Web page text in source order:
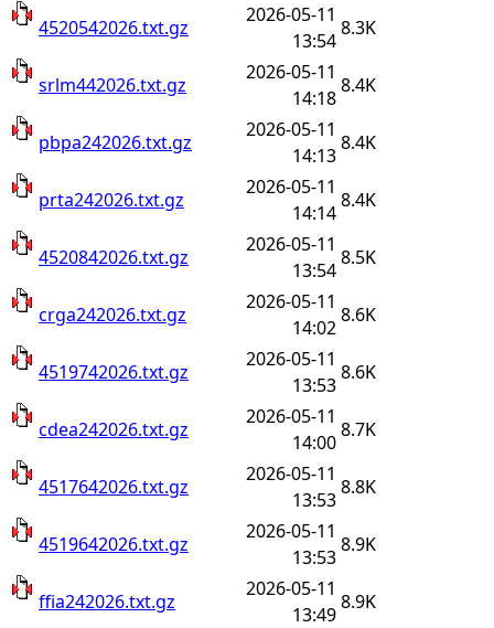
4520542026.txt.gz
2026-05-11
13:54
8.3K
srlm442026.txt.gz
2026-05-11
14:18
8.4K
pbpa242026.txt.gz
2026-05-11
14:13
8.4K
prta242026.txt.gz
2026-05-11
14:14
8.4K
4520842026.txt.gz
2026-05-11
13:54
8.5K
crga242026.txt.gz
2026-05-11
14:02
8.6K
4519742026.txt.gz
2026-05-11
13:53
8.6K
cdea242026.txt.gz
2026-05-11
14:00
8.7K
4517642026.txt.gz
2026-05-11
13:53
8.8K
4519642026.txt.gz
2026-05-11
13:53
8.9K
ffia242026.txt.gz
2026-05-11
13:49
8.9K